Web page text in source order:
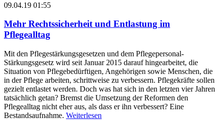
09.04.19 01:55
Mehr Rechtssicherheit und Entlastung im
Pflegealltag
Mit den Pflegestärkungsgesetzen und dem Pflegepersonal-
Stärkungsgesetz wird seit Januar 2015 darauf hingearbeitet, die
Situation von Pflegebedürftigen, Angehörigen sowie Menschen, die
in der Pflege arbeiten, schrittweise zu verbessern. Pflegekräfte sollen
gezielt entlastet werden. Doch was hat sich in den letzten vier Jahren
tatsächlich getan? Bremst die Umsetzung der Reformen den
Pflegealltag nicht eher aus, als dass er ihn verbessert? Eine
Bestandsaufnahme. Weiterlesen